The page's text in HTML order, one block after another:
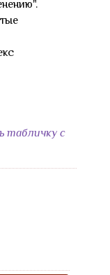
табличку с